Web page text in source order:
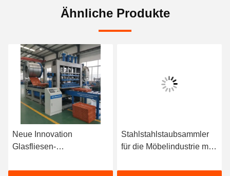
Ähnliche Produkte
Neue Innovation
Glasfliesen-
Pressenfliesenmachine
Stahlstahlstaubsammler
für die Möbelindustrie mit
110 V bis 480 V